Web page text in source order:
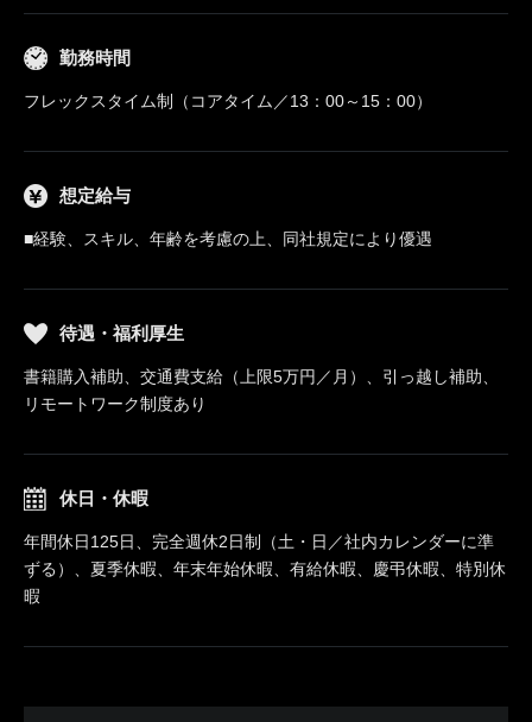
勤務時間
フレックスタイム制（コアタイム／13：00～15：00）
想定給与
■経験、スキル、年齢を考慮の上、同社規定により優遇
待遇・福利厚生
書籍購入補助、交通費支給（上限5万円／月）、引っ越し補助、
リモートワーク制度あり
休日・休暇
年間休日125日、完全週休2日制（土・日／社内カレンダーに準
ずる）、夏季休暇、年末年始休暇、有給休暇、慶弔休暇、特別休
暇